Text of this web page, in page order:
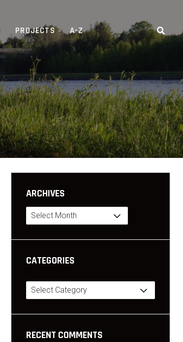
PROJECTS A-Z
ARCHIVES
Archives
CATEGORIES
Categories
RECENT COMMENTS